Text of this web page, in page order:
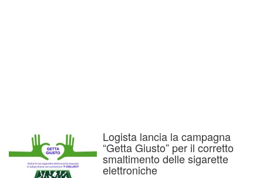
Logista lancia la campagna
“Getta Giusto” per il corretto
smaltimento delle sigarette
elettroniche